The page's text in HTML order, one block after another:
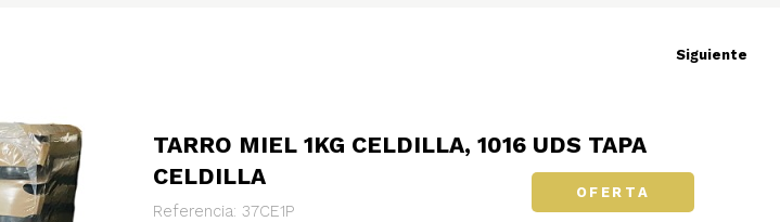
Siguiente
TARRO MIEL 1KG CELDILLA, 1016 UDS TAPA
CELDILLA
Referencia: 37CE1P
OFERTA